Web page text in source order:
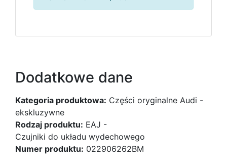
Dodatkowe dane
Kategoria produktowa: Części oryginalne Audi -
ekskluzywne
Rodzaj produktu: EAJ -
Czujniki do układu wydechowego
Numer produktu: 022906262BM